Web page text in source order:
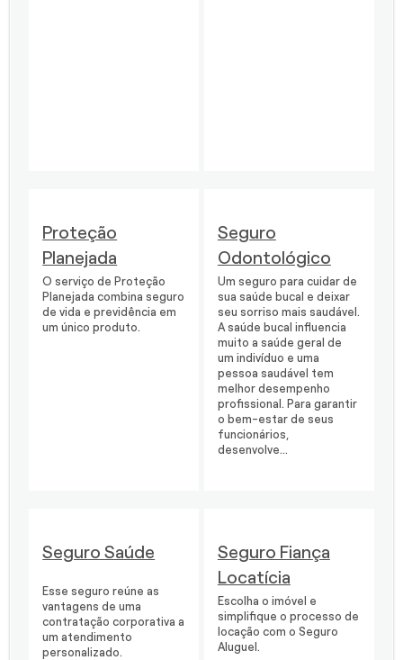
Proteção
Planejada
O serviço de Proteção
Planejada combina seguro
de vida e previdência em
um único produto.
Seguro
Odontológico
Um seguro para cuidar de
sua saúde bucal e deixar
seu sorriso mais saudável.
A saúde bucal influencia
muito a saúde geral de
um indivíduo e uma
pessoa saudável tem
melhor desempenho
profissional. Para garantir
o bem-estar de seus
funcionários,
desenvolve...
Seguro Saúde
Esse seguro reúne as
vantagens de uma
contratação corporativa a
um atendimento
personalizado.
Seguro Fiança
Locatícia
Escolha o imóvel e
simplifique o processo de
locação com o Seguro
Aluguel.